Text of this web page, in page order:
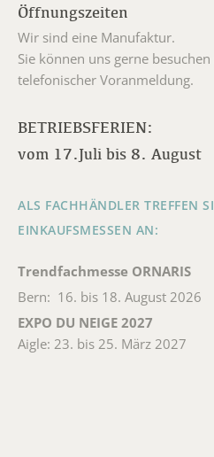
Öffnungszeiten
Wir sind eine Manufaktur.
Sie können uns gerne
telefonischer Voranmeldung.
BETRIEBSFERIEN:
vom 17.Juli bis 8. August
ALS FACHHÄNDLER TREFFEN
EINKAUFSMESSEN AN:
Trendfachmesse ORNARIS
Bern: 16. bis 18. August 2026
EXPO DU NEIGE 2027
Aigle: 23. bis 25. März 2027